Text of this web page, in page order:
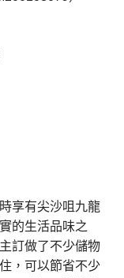
享有尖沙咀九龍
的生活品味之
訂做了不少儲物
，可以節省不少